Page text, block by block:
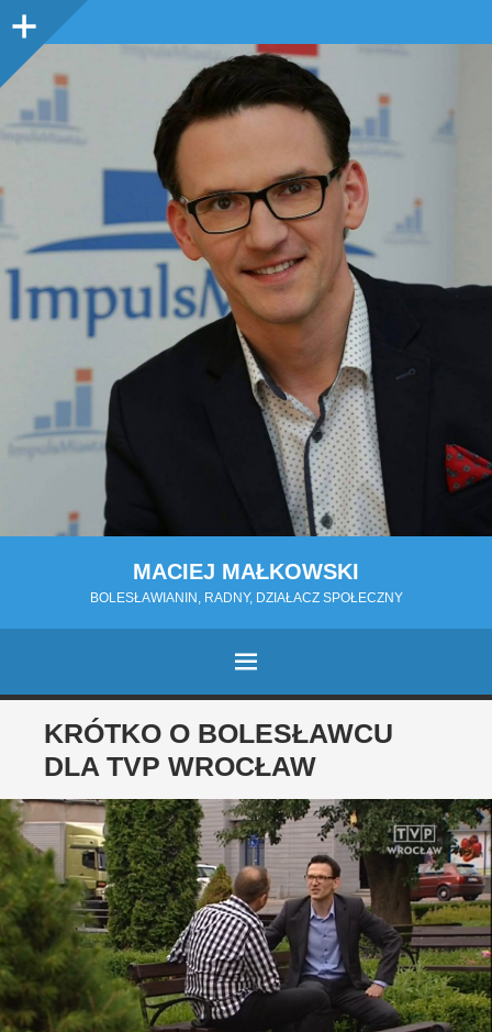
Panel
MACIEJ MAŁKOWSKI
BOLESŁAWIANIN, RADNY, DZIAŁACZ SPOŁECZNY
MENU
PRZESKOCZ
TREŚCI
KRÓTKO O BOLESŁAWCU
DLA TVP WROCŁAW